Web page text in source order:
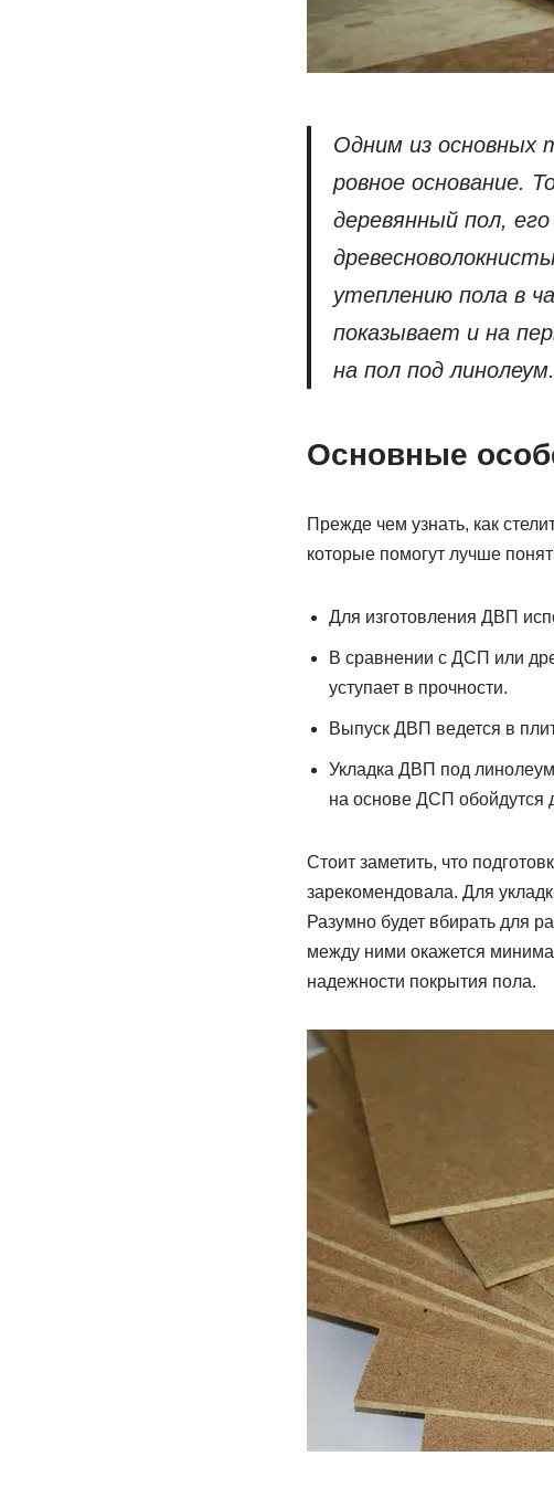
Одним из основных
ровное основание.
деревянный пол,
утеплению пола в
показывает и на
на пол под линолеум.
Основные
Прежде чем узнать, как
которые помогут лучше
Для изготовления ДВП
В сравнении с ДСП или
уступает в прочности.
Выпуск ДВП ведется в
Укладка ДВП под
на основе ДСП обойдутся
Стоит заметить, что
зарекомендовала. Для
Разумно будет вбирать для
между ними окажется
надежности покрытия пола.